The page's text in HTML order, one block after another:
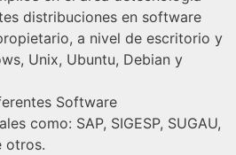
distribuciones en software
a nivel de escritorio y
Unix, Ubuntu, Debian y
Software
como: SAP, SIGESP, SUGAU,
otros.